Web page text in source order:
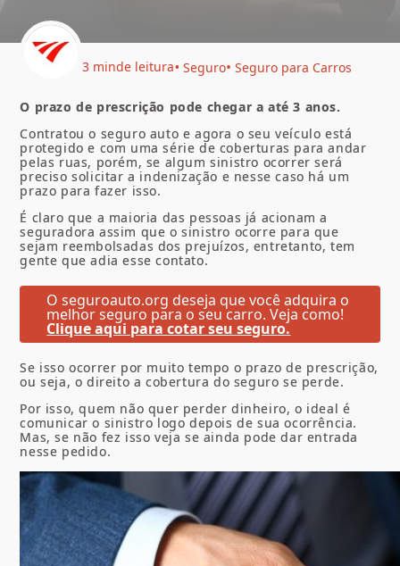
3 minde leitura Seguro Seguro para Carros
O prazo de prescrição pode chegar a até 3 anos.
Contratou o seguro auto e agora o seu veículo está
protegido e com uma série de coberturas para andar
pelas ruas, porém, se algum sinistro ocorrer será
preciso solicitar a indenização e nesse caso há um
prazo para fazer isso.
É claro que a maioria das pessoas já acionam a
seguradora assim que o sinistro ocorre para que
sejam reembolsadas dos prejuízos, entretanto, tem
gente que adia esse contato.
O seguroauto.org deseja que você adquira o
melhor seguro para o seu carro. Veja como!
Clique aqui para cotar seu seguro.
Se isso ocorrer por muito tempo o prazo de prescrição,
ou seja, o direito a cobertura do seguro se perde.
Por isso, quem não quer perder dinheiro, o ideal é
comunicar o sinistro logo depois de sua ocorrência.
Mas, se não fez isso veja se ainda pode dar entrada
nesse pedido.